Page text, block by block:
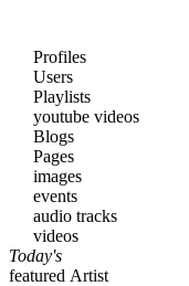
Profiles
Users
Playlists
youtube videos
Blogs
Pages
images
events
audio tracks
videos
Today's
featured Artist